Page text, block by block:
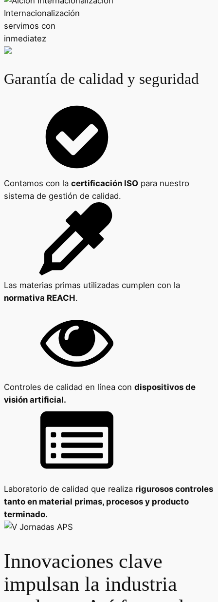
Internacionalización
servimos con
inmediatez
Garantía de calidad y seguridad
Contamos con la certificación ISO para nuestro
sistema de gestión de calidad.
Las materias primas utilizadas cumplen con la
normativa REACH.
Controles de calidad en línea con dispositivos de
visión artificial.
Laboratorio de calidad que realiza rigurosos controles
tanto en material primas, procesos y producto
terminado.
Innovaciones clave
impulsan la industria